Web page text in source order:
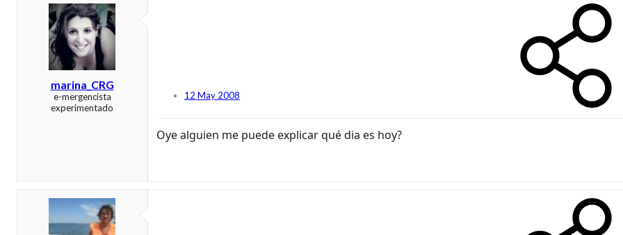
marina_CRG
e-mergencista
experimentado
12 May 2008
Oye alguien me puede explicar qué dia es hoy?